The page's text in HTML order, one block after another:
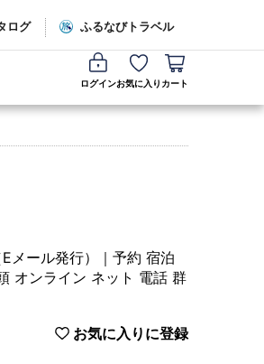
ログ ふるなびトラベル
ログインお気に入り カート
メール発行）｜予約 宿泊
オンライン ネット 電話 群
お気に入りに登録